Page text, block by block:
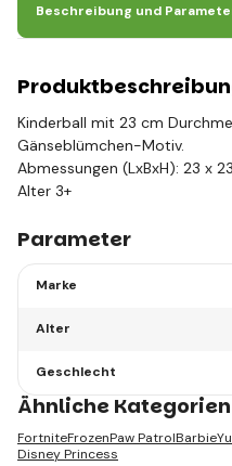
Beschreibung und
Kinderball mit 23 cm
Gänseblümchen-Motiv.
Abmessungen (LxBxH): 23 x
Alter 3+
Parameter
Marke
Alter
Geschlecht
Ähnliche Kategorien
FortniteFrozenPaw PatrolBarbie
Disney Princess